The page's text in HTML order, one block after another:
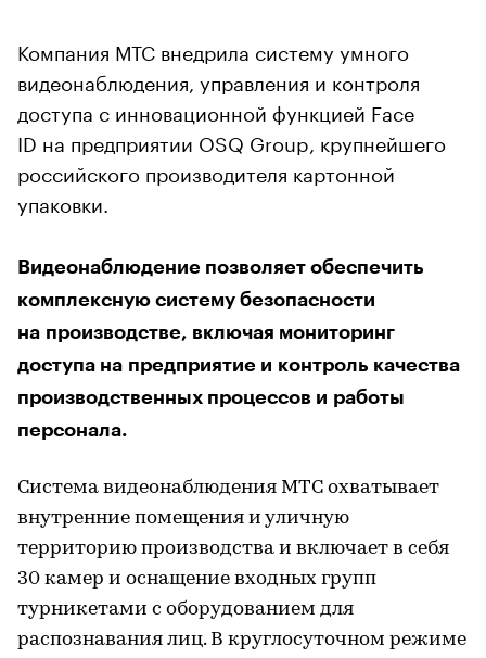
Компания МТС внедрила систему умного
видеонаблюдения, управления и контроля
доступа с инновационной функцией Face
ID на предприятии OSQ Group, крупнейшего
российского производителя картонной
упаковки.
Видеонаблюдение позволяет обеспечить
комплексную систему безопасности
на производстве, включая мониторинг
доступа на предприятие и контроль качества
производственных процессов и работы
персонала.
Система видеонаблюдения МТС охватывает
внутренние помещения и уличную
территорию производства и включает в себя
30 камер и оснащение входных групп
турникетами с оборудованием для
распознавания лиц. В круглосуточном режиме